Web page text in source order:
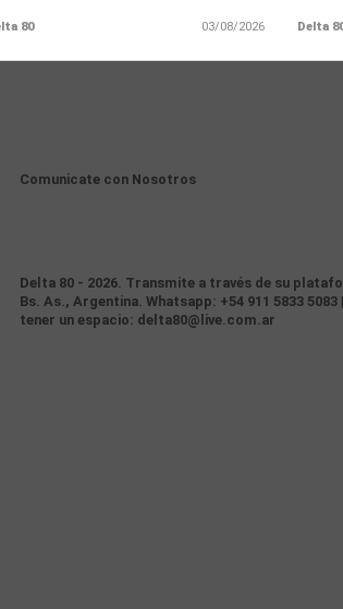
80 03/08/2026 Delta
Comunicate con Nosotros
Delta 80 - 2026. Transmite a través de su
Bs. As., Argentina. Whatsapp: +54 911 5833
tener un espacio: delta80@live.com.ar